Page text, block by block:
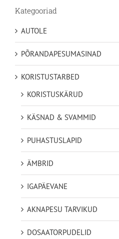
Kategooriad
AUTOLE
PÕRANDAPESUMASINAD
KORISTUSTARBED
KORISTUSKÄRUD
KÄSNAD & SVAMMID
PUHASTUSLAPID
ÄMBRID
IGAPÄEVANE
AKNAPESU TARVIKUD
DOSAATORPUDELID